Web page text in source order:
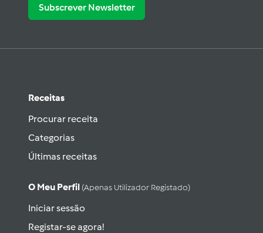
Subscrever Newsletter
Receitas
Procurar receita
Categorias
Últimas receitas
O Meu Perfil (apenas Utilizador Registado)
Iniciar sessão
Registar-se agora!